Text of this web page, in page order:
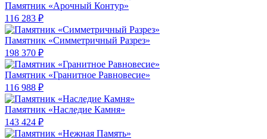
Памятник «Арочный Контур»
116 283 ₽
Памятник «Симметричный Разрез»
198 370 ₽
Памятник «Гранитное Равновесие»
116 988 ₽
Памятник «Наследие Камня»
143 424 ₽